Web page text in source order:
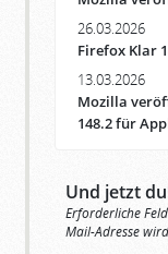
26.03.2026
Firefox Klar
13.03.2026
Mozilla
148.2 für
Und jetzt
Erforderliche
Mail-Adresse